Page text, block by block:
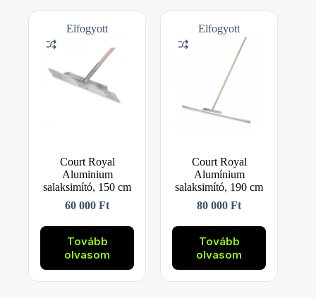
Elfogyott
Court Royal
Aluminium
salaksimító, 150 cm
60 000Ft
Tovább
olvasom
Elfogyott
Court Royal
Alumínium
salaksimító, 190 cm
80 000Ft
Tovább
olvasom